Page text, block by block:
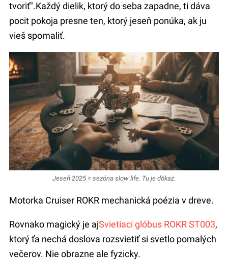
tvoriť".Každý dielik, ktorý do seba zapadne, ti dáva
pocit pokoja presne ten, ktorý jeseň ponúka, ak ju
vieš spomaliť.
Jeseň 2025 = sezóna slow life. Tu je dôkaz.
Motorka Cruiser ROKR mechanická poézia v dreve.
Rovnako magický je ajSvietiaci glóbus ROKR ST003,
ktorý ťa nechá doslova rozsvietiť si svetlo pomalých
večerov. Nie obrazne ale fyzicky.